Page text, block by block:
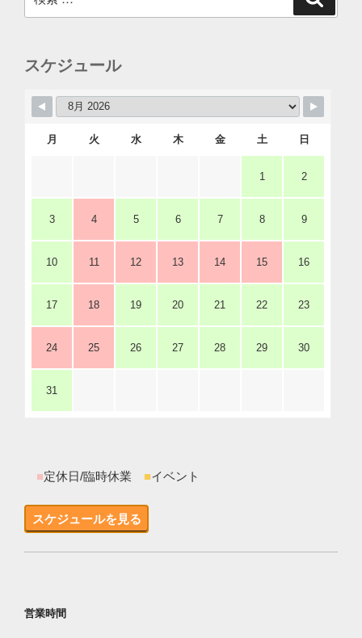
索:
スケジュール
月 火 水 木 金 土 日
1 2
3 4 5 6 7 8 9
10 11 12 13 14 15 16
17 18 19 20 21 22 23
24 25 26 27 28 29 30
31
■定休日/臨時休業 ■イベント
スケジュールを見る
営業時間